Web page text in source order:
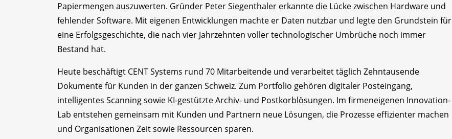
Papiermengen auszuwerten. Gründer Peter Siegenthaler erkannte die Lücke zwischen Hardware und
fehlender Software. Mit eigenen Entwicklungen machte er Daten nutzbar und legte den Grundstein für
eine Erfolgsgeschichte, die nach vier Jahrzehnten voller technologischer Umbrüche noch immer
Bestand hat.
Heute beschäftigt CENT Systems rund 70 Mitarbeitende und verarbeitet täglich Zehntausende
Dokumente für Kunden in der ganzen Schweiz. Zum Portfolio gehören digitaler Posteingang,
intelligentes Scanning sowie KI-gestützte Archiv- und Postkorblösungen. Im firmeneigenen Innovation-
Lab entstehen gemeinsam mit Kunden und Partnern neue Lösungen, die Prozesse effizienter machen
und Organisationen Zeit sowie Ressourcen sparen.